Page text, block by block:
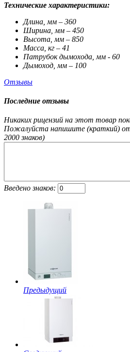
Технические характеристики:
Длина, мм – 360
Ширина, мм – 450
Высота, мм – 850
Масса, кг – 41
Патрубок дымохода, мм - 60
Дымоход, мм – 100
Отзывы
Последние отзывы
Никаких рицензий на этот товар
Пожалуйста напишите (краткий)
2000 знаков)
Введено знаков:
Предыдущий